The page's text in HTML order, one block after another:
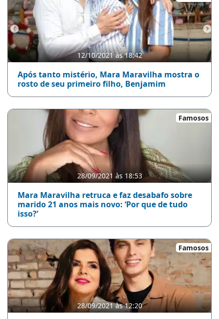
12/10/2021 às 18:42
Após tanto mistério, Mara Maravilha mostra o
rosto de seu primeiro filho, Benjamim
Famosos
28/09/2021 às 18:53
Mara Maravilha retruca e faz desabafo sobre
marido 21 anos mais novo: ‘Por que de tudo
isso?’
Famosos
28/09/2021 às 12:20